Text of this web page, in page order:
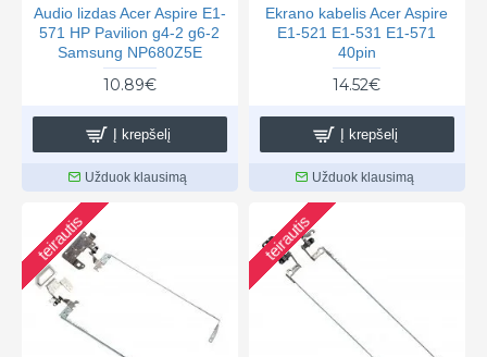
Audio lizdas Acer Aspire E1-
571 HP Pavilion g4-2 g6-2
Samsung NP680Z5E
10.89€
Į krepšelį
Užduok klausimą
Ekrano kabelis Acer Aspire
E1-521 E1-531 E1-571
40pin
14.52€
Į krepšelį
Užduok klausimą
teirautis teirautis